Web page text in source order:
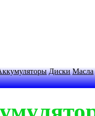
Диски Масла